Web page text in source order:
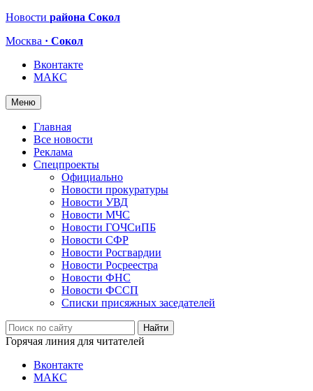
Новости района Сокол
Москва · Сокол
Вконтакте
МАКС
Меню
Главная
Все новости
Реклама
Спецпроекты
Официально
Новости прокуратуры
Новости УВД
Новости МЧС
Новости ГОЧСиПБ
Новости СФР
Новости Росгвардии
Новости Росреестра
Новости ФНС
Новости ФССП
Списки присяжных заседателей
Горячая линия для читателей
Вконтакте
МАКС